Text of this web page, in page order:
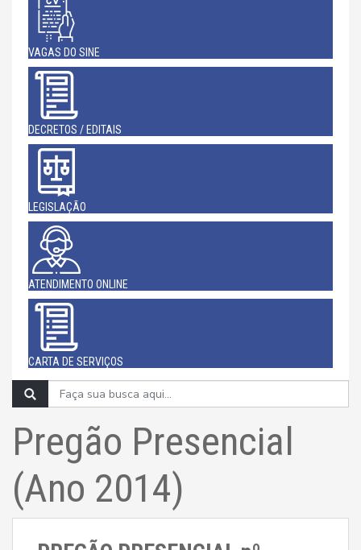
VAGAS DO SINE
DECRETOS / EDITAIS
LEGISLAÇÃO
ATENDIMENTO ONLINE
CARTA DE SERVIÇOS
Pregão Presencial
(Ano 2014)